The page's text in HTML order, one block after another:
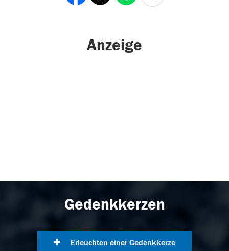
Anzeige
Gedenkkerzen
Erleuchten einer Gedenkkerze